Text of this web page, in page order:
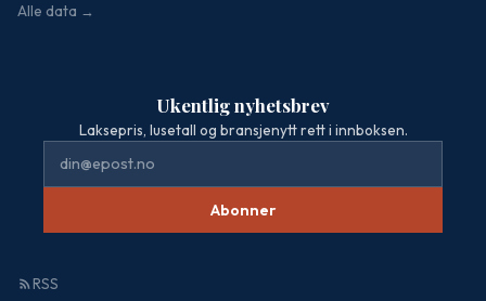
Alle data →
Ukentlig nyhetsbrev
Laksepris, lusetall og bransjenytt rett i innboksen.
Abonner
RSS